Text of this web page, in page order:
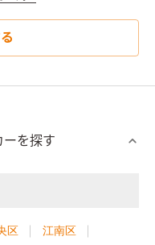
ーを探す
区
江南区